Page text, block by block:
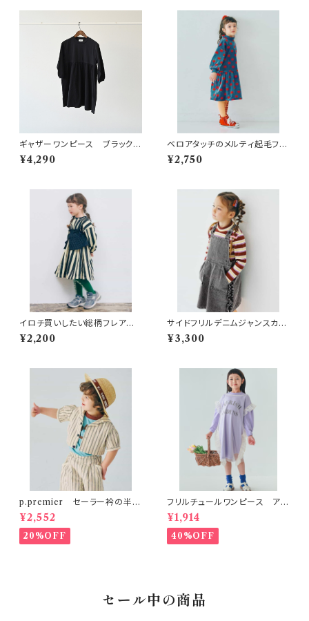
ギャザーワンピース ブラック
F(160-170)
¥4,290
ベロアタッチのメルティ起毛フリ
ースぬくぬくワンピース ネイビ
ーブルー
¥2,750
イロチ買いしたい総柄フレアカッ
トソーワンピース ブラック
¥2,200
サイドフリルデニムジャンスカ
ブラック
¥3,300
p.premier セーラー衿の半袖
クロップドTシャツ
¥2,552
20%OFF
フリルチュールワンピース アイ
ボリー
¥1,914
40%OFF
セール中の商品